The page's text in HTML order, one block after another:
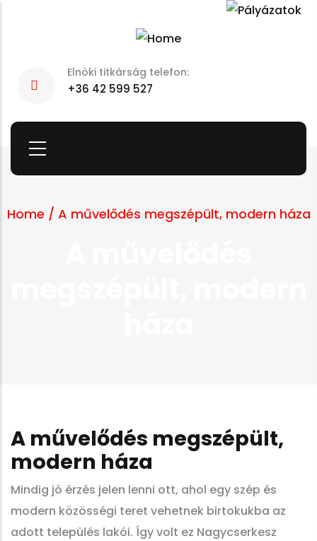
Elnöki titkárság telefon:
+36 42 599 527
Home / A művelődés megszépült, modern háza
A művelődés megszépült,
modern háza
Mindig jó érzés jelen lenni ott, ahol egy szép és
modern közösségi teret vehetnek birtokukba az
adott település lakói. Így volt ez Nagycserkesz